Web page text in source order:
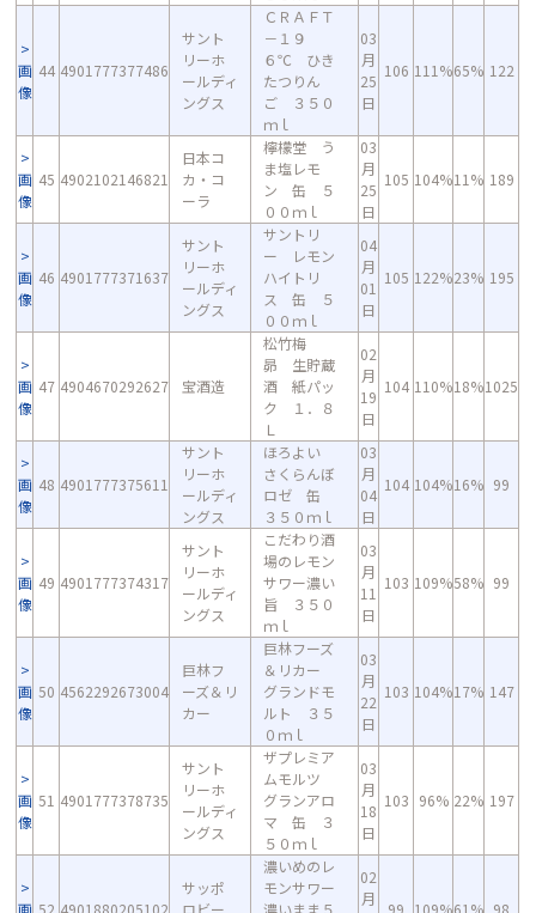
画
像
44 4901777377486
サント
リーホ
ールディ
ングス
ＣＲＡＦＴ
－１９
６℃ ひき
たつりん
ご ３５０
ｍｌ
03
月
25
日
106 111%65% 122
画
像
45 4902102146821
日本コ
カ・コ
ーラ
檸檬堂 う
ま塩レモ
ン 缶 ５
００ｍｌ
03
月
25
日
105 104%11% 189
画
像
46 4901777371637
サント
リーホ
ールディ
ングス
サントリ
ー レモン
ハイトリ
ス 缶 ５
００ｍｌ
04
月
01
日
105 122%23% 195
画
像
47 4904670292627 宝酒造
松竹梅
昴 生貯蔵
酒 紙パッ
ク １．８
Ｌ
02
月
19
日
104 110%18%1025
画
像
48 4901777375611
サント
リーホ
ールディ
ングス
ほろよい
さくらんぼ
ロゼ 缶
３５０ｍｌ
03
月
04
日
104 104%16% 99
画
像
49 4901777374317
サント
リーホ
ールディ
ングス
こだわり酒
場のレモン
サワー濃い
旨 ３５０
ｍｌ
03
月
11
日
103 109%58% 99
画
像
50 4562292673004
巨林フ
ーズ＆リ
カー
巨林フーズ
＆リカー
グランドモ
ルト ３５
０ｍｌ
03
月
22
日
103 104%17% 147
画
像
51 4901777378735
サント
リーホ
ールディ
ングス
ザプレミア
ムモルツ
グランアロ
マ 缶 ３
５０ｍｌ
03
月
18
日
103 96% 22% 197
画 52 4901880205102
サッポ
ロビー
濃いめのレ
モンサワー
濃いまま５
02
月
99 109%61% 98